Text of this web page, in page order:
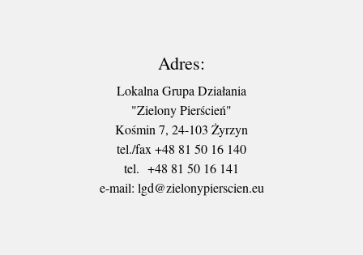
Adres:
Lokalna Grupa Działania
"Zielony Pierścień"
Kośmin 7, 24-103 Żyrzyn
tel./fax +48 81 50 16 140
tel. +48 81 50 16 141
​e-mail: lgd@zielonypierscien.eu